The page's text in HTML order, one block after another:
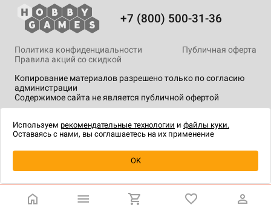
Купить
+7 (800) 500-31-36
Копирование материалов разрешено только по согласию
администрации
Содержимое сайта не является публичной офертой
Политика конфиденциальности
Публичная оферта
Правила акций со скидкой
технологии.
Используем рекомендательные технологии и файлы куки.
Оставаясь с нами, вы соглашаетесь на их применение
OK